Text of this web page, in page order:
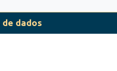
dados